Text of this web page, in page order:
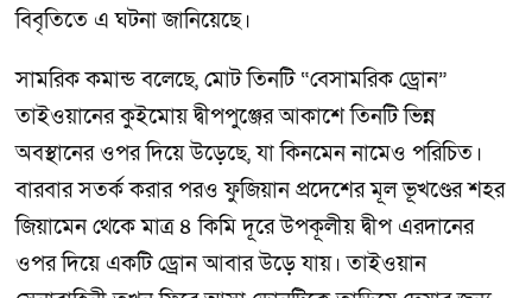
বিবৃতিতে এ ঘটনা জানিয়েছে।
সামরিক কমান্ড বলেছে, মোট তিনটি “বেসামরিক ড্রোন”
তাইওয়ানের কুইমোয় দ্বীপপুঞ্জের আকাশে তিনটি ভিন্ন
অবস্থানের ওপর দিয়ে উড়েছে, যা কিনমেন নামেও পরিচিত।
বারবার সতর্ক করার পরও ফুজিয়ান প্রদেশের মূল ভূখণ্ডের শহর
জিয়ামেন থেকে মাত্র ৪ কিমি দূরে উপকূলীয় দ্বীপ এরদানের
ওপর দিয়ে একটি ড্রোন আবার উড়ে যায়। তাইওয়ান